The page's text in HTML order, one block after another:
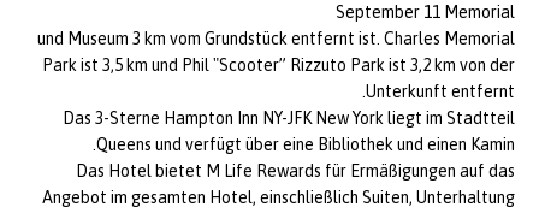
September 11 Memorial
und Museum 3 km vom Grundstück entfernt ist. Charles Memorial
Park ist 3,5 km und Phil "Scooter” Rizzuto Park ist 3,2 km von der
Unterkunft entfernt.
Das 3-Sterne Hampton Inn NY-JFK New York liegt im Stadtteil
Queens und verfügt über eine Bibliothek und einen Kamin.
Das Hotel bietet M Life Rewards für Ermäßigungen auf das
Angebot im gesamten Hotel, einschließlich Suiten, Unterhaltung